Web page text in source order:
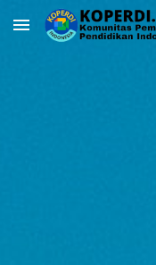
Skip to main content